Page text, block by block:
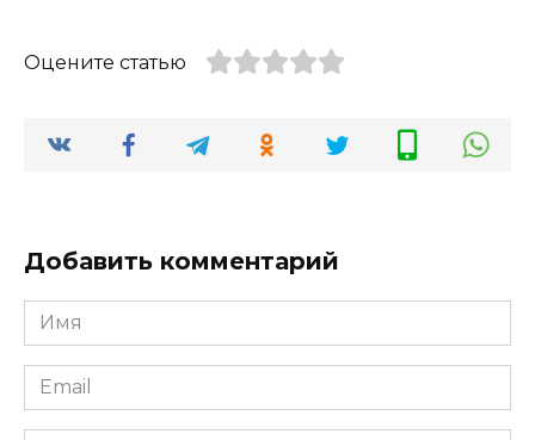
Оцените статью
Добавить комментарий
Имя
*
Email
*